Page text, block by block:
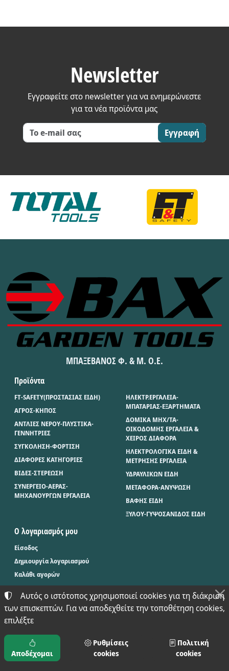
Newsletter
Εγγραφείτε στο newsletter για να ενημερώνεστε
για τα νέα προϊόντα μας
Εγγραφή
ΜΠΑΞΕΒΑΝΟΣ Φ. & Μ. Ο.Ε.
Προϊόντα
FT-SAFETY(ΠΡΟΣΤΑΣΙΑΣ ΕΙΔΗ)
ΑΓΡΟΣ-ΚΗΠΟΣ
ΑΝΤΛΙΕΣ ΝΕΡΟΥ-ΠΛΥΣΤΙΚΑ-
ΓΕΝΝΗΤΡΙΕΣ
ΣΥΓΚΟΛΗΣΗ-ΦΟΡΤΙΣΗ
ΔΙΑΦΟΡΕΣ ΚΑΤΗΓΟΡΙΕΣ
ΒΙΔΕΣ-ΣΤΕΡΕΩΣΗ
ΣΥΝΕΡΓΕΙΟ-ΑΕΡΑΣ-
ΜΗΧΑΝΟΥΡΓΩΝ ΕΡΓΑΛΕΙΑ
ΗΛΕΚΤΡ.ΕΡΓΑΛΕΙΑ-
ΜΠΑΤΑΡΙΑΣ-ΕΞΑΡΤΗΜΑΤΑ
ΔΟΜΙΚΑ ΜΗΧ/ΤΑ-
ΟΙΚΟΔΟΜΗΣ ΕΡΓΑΛΕΙΑ &
ΧΕΙΡΟΣ ΔΙΑΦΟΡΑ
ΗΛΕΚΤΡΟΛΟΓΙΚΑ ΕΙΔΗ &
ΜΕΤΡΗΣΗΣ ΕΡΓΑΛΕΙΑ
ΥΔΡΑΥΛΙΚΩΝ ΕΙΔΗ
ΜΕΤΑΦΟΡΑ-ΑΝΥΨΩΣΗ
ΒΑΦΗΣ ΕΙΔΗ
ΞΥΛΟΥ-ΓΥΨΟΣΑΝΙΔΟΣ ΕΙΔΗ
Ο λογαριασμός μου
Είσοδος
Δημιουργία λογαριασμού
Καλάθι αγορών
©2024-2026ΜΠΑΞΕΒΑΝΟΣ Φ. & Μ. Ο.Ε. - BAX.TOOLS
ΑΡΙΘΜΌΣ ΓΕΜΗ:
ΡΥΘΜΊΣΕΙΣ COOKIES
TORUS e-shop
Αυτός ο ιστότοπος χρησιμοποιεί cookies για τη διάκριση
των επισκεπτών. Για να αποδεχθείτε την τοποθέτηση cookies,
επιλέξτε
Αποδέχομαι
Ρυθμίσεις
cookies
Πολιτική
cookies